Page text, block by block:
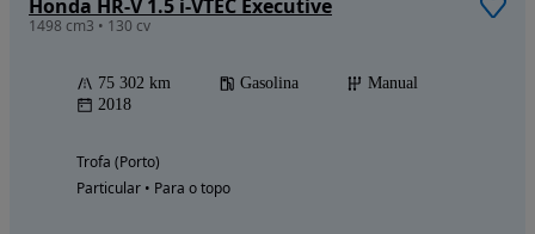
Honda HR-V 1.5 i-VTEC Executive
1498 cm3 • 130 cv
75 302 km Gasolina
Manual
2018
Trofa (Porto)
Particular • Para o topo